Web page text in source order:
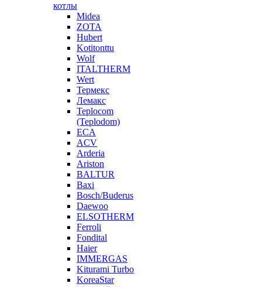
котлы
Midea
ZOTA
Hubert
Kotitonttu
Wolf
ITALTHERM
Wert
Термекс
Лемакс
Teplocom
(Teplodom)
ECA
ACV
Arderia
Ariston
BALTUR
Baxi
Bosch/Buderus
Daewoo
ELSOTHERM
Ferroli
Fondital
Haier
IMMERGAS
Kiturami Turbo
KoreaStar